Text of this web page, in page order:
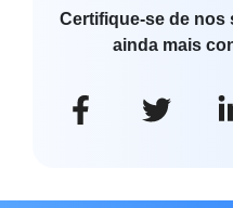
Certifique-se de nos
ainda mais